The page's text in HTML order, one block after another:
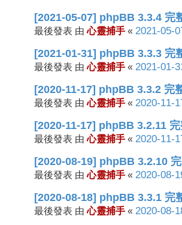
[2021-05-07] phpBB 3.3.4 完
最後發表 由心靈捕手 « 2021-05-
[2021-01-31] phpBB 3.3.3 完
最後發表 由心靈捕手 « 2021-01-
[2020-11-17] phpBB 3.3.2 完
最後發表 由心靈捕手 « 2020-11-
[2020-11-17] phpBB 3.2.11
最後發表 由心靈捕手 « 2020-11-
[2020-08-19] phpBB 3.2.10
最後發表 由心靈捕手 « 2020-08-
[2020-08-18] phpBB 3.3.1 完
最後發表 由心靈捕手 « 2020-08-